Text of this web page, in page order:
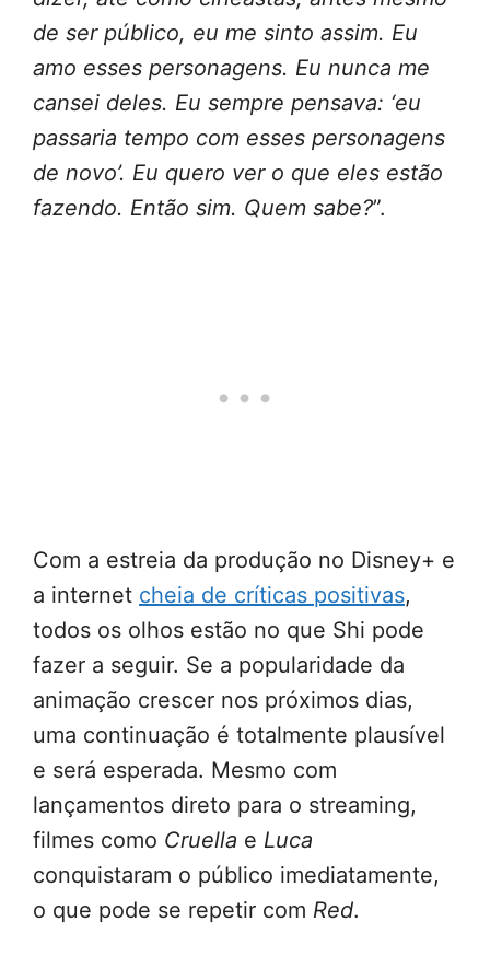
de ser público, eu me sinto assim. Eu
amo esses personagens. Eu nunca me
cansei deles. Eu sempre pensava: ‘eu
passaria tempo com esses personagens
de novo’. Eu quero ver o que eles estão
fazendo. Então sim. Quem sabe?”.
Com a estreia da produção no Disney+ e
a internet cheia de críticas positivas,
todos os olhos estão no que Shi pode
fazer a seguir. Se a popularidade da
animação crescer nos próximos dias,
uma continuação é totalmente plausível
e será esperada. Mesmo com
lançamentos direto para o streaming,
filmes como Cruella e Luca
conquistaram o público imediatamente,
o que pode se repetir com Red.